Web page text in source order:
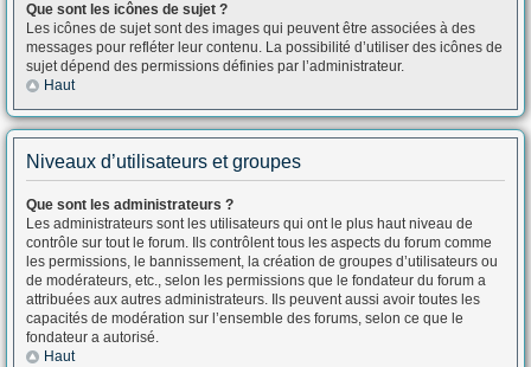
Que sont les icônes de sujet ?
Les icônes de sujet sont des images qui peuvent être associées à des
messages pour refléter leur contenu. La possibilité d’utiliser des icônes de
sujet dépend des permissions définies par l’administrateur.
Haut
Niveaux d’utilisateurs et groupes
Que sont les administrateurs ?
Les administrateurs sont les utilisateurs qui ont le plus haut niveau de
contrôle sur tout le forum. Ils contrôlent tous les aspects du forum comme
les permissions, le bannissement, la création de groupes d’utilisateurs ou
de modérateurs, etc., selon les permissions que le fondateur du forum a
attribuées aux autres administrateurs. Ils peuvent aussi avoir toutes les
capacités de modération sur l’ensemble des forums, selon ce que le
fondateur a autorisé.
Haut